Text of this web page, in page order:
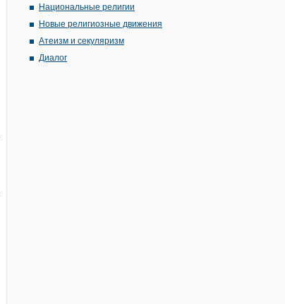
Национальные религии
Новые религиозные движения
Атеизм и секуляризм
Диалог